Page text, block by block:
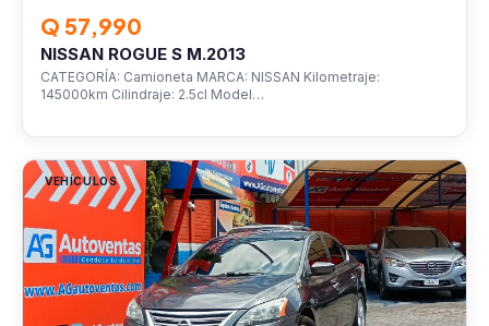
Q 57,990
NISSAN ROGUE S M.2013
CATEGORÍA: Camioneta MARCA: NISSAN Kilometraje:
145000km Cilindraje: 2.5cl Model…
VEHÍCULOS